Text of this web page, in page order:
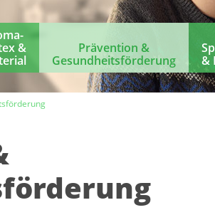
&
Prävention &
Gesundheitsförderung
&